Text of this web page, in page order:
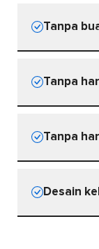
Tanpa
Tanpa
Tanpa
Desain